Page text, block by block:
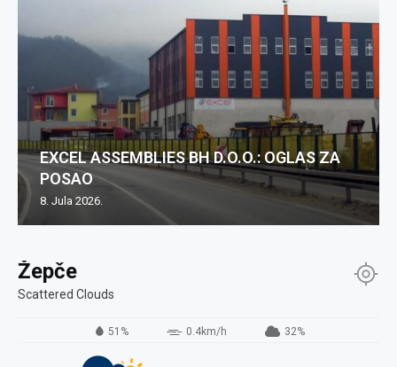
Žepče
Scattered Clouds
51% 0.4km/h 32%
EXCEL ASSEMBLIES BH D.O.O.: OGLAS ZA
POSAO
8. Jula 2026.